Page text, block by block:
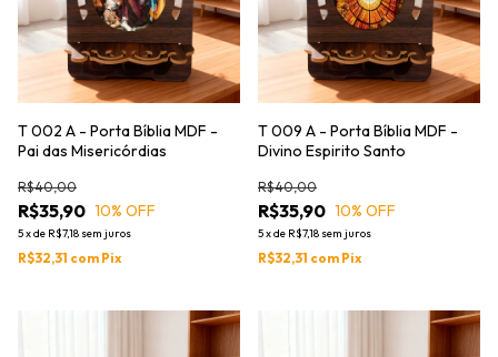
T 002 A - Porta Bíblia MDF -
Pai das Misericórdias
R$35,90
R$40,00
10% OFF
5xde R$7,18 sem juros
R$32,31 com Pix
T 009 A - Porta Bíblia MDF -
Divino Espirito Santo
R$35,90
R$40,00
10% OFF
5xde R$7,18 sem juros
R$32,31 com Pix